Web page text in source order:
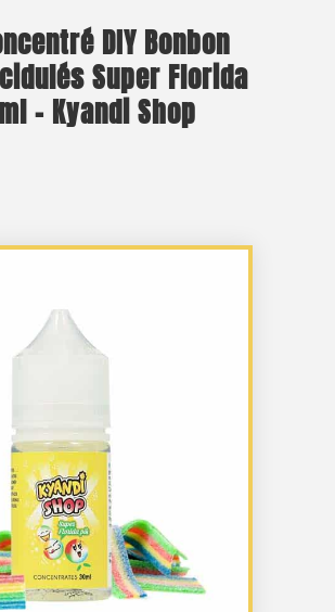
DIY Bonbon
Super Florida
– Kyandi Shop